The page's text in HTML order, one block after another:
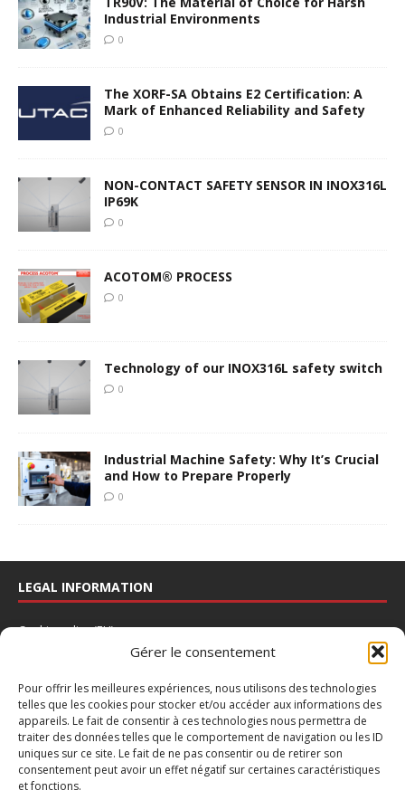
Gérer le consentement
Pour offrir les meilleures expériences, nous utilisons des technologies
telles que les cookies pour stocker et/ou accéder aux informations des
appareils. Le fait de consentir à ces technologies nous permettra de
traiter des données telles que le comportement de navigation ou les ID
uniques sur ce site. Le fait de ne pas consentir ou de retirer son
consentement peut avoir un effet négatif sur certaines caractéristiques
et fonctions.
Industrial Environments
0
The XORF-SA Obtains E2 Certification: A
Mark of Enhanced Reliability and Safety
0
NON-CONTACT SAFETY SENSOR IN INOX316L
IP69K
0
ACOTOM® PROCESS
0
Technology of our INOX316L safety switch
0
Industrial Machine Safety: Why It’s Crucial
and How to Prepare Properly
0
LEGAL INFORMATION
Cookie policy (EU)
Privacy Policy
Legal Notice
Contact us
NEWSLETTER